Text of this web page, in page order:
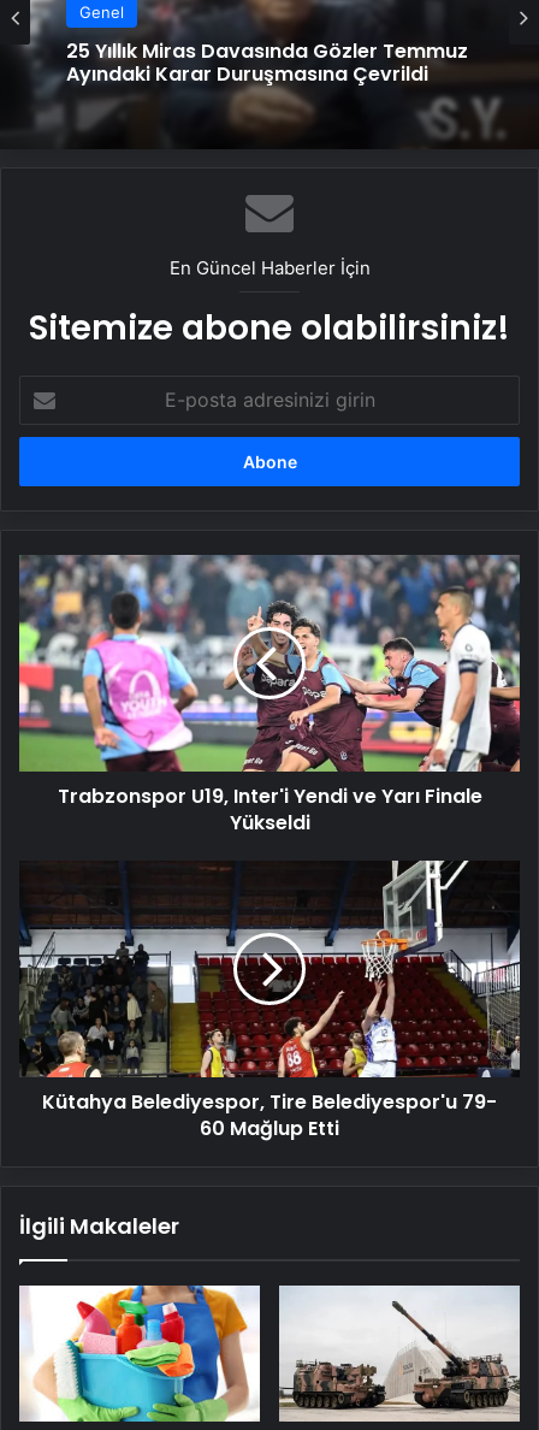
Genel
25 Yıllık Miras Davasında Gözler Temmuz
Ayındaki Karar Duruşmasına Çevrildi
En Güncel Haberler İçin
Sitemize abone olabilirsiniz!
posta
adresinizi
Trabzonspor
U19,
Inter'i
Yendi
ve
Yarı
Finale
Yükseldi
Trabzonspor U19, Inter'i Yendi ve Yarı Finale
Yükseldi
Belediyespor,
Tire
Belediyespor'u
79-
60
Mağlup
Etti
Kütahya Belediyespor, Tire Belediyespor'u 79-
60 Mağlup Etti
İlgili Makaleler